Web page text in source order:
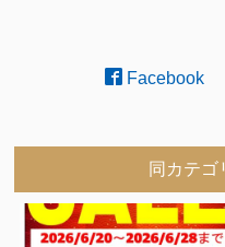
Facebook
同カテゴ